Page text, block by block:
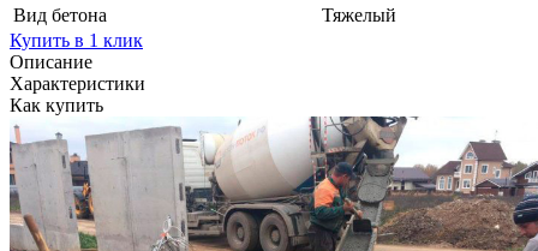
Вид бетона
Тяжелый
Купить в 1 клик
Описание
Характеристики
Как купить